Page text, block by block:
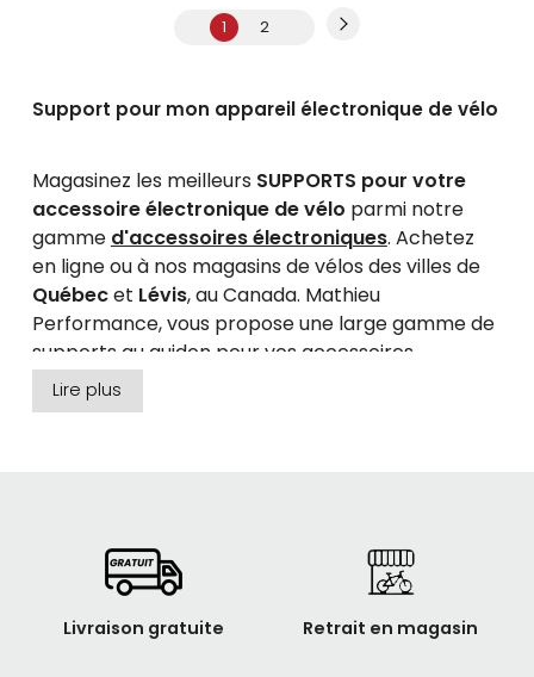
1 2
Support pour mon appareil électronique de vélo
Magasinez les meilleurs SUPPORTS pour votre
accessoire électronique de vélo parmi notre
gamme d'accessoires électroniques. Achetez
en ligne ou à nos magasins de vélos des villes de
Québecet Lévis, au Canada. Mathieu
Performance, vous propose une large gamme de
supports au guidon pour vos accessoires
électroniques, des marques robustes :
BOSCH,GARMIN, GIANT, LEZYNE, ECLYPSE, TACX,
Lire plus
Livraison gratuite Retrait en magasin